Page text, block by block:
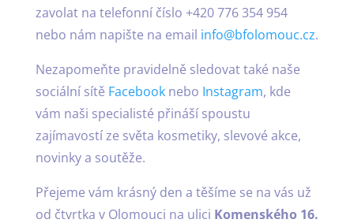
zavolat na telefonní číslo +420 776 354 954
nebo nám napište na email info@bfolomouc.cz.
Nezapomeňte pravidelně sledovat také naše
sociální sítě Facebooknebo Instagram, kde
vám naši specialisté přináší spoustu
zajímavostí ze světa kosmetiky, slevové akce,
novinky a soutěže.
Přejeme vám krásný den a těšíme se na vás už
od čtvrtka v Olomouci na ulici Komenského 16.